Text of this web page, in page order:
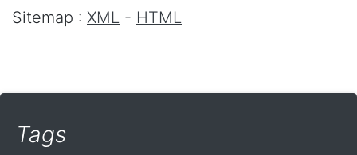
Sitemap : XML - HTML
Tags